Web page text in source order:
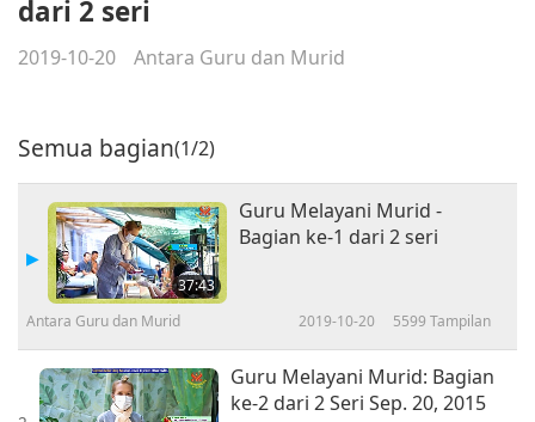
dari 2 seri
2019-10-20 Antara Guru dan Murid
Semua bagian(1/2)
37:43
Guru Melayani Murid -
Bagian ke-1 dari 2 seri
Antara Guru dan Murid 2019-10-20 5599 Tampilan
Guru Melayani Murid: Bagian
ke-2 dari 2 Seri Sep. 20, 2015